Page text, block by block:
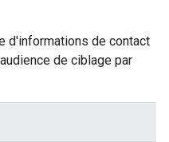
d'informations de contact
de ciblage par